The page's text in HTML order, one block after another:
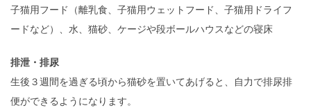
子猫用フード（離乳食、子猫用ウェットフード、子猫用ドライフ
ードなど）、水、猫砂、ケージや段ボールハウスなどの寝床
排泄・排尿
生後３週間を過ぎる頃から猫砂を置いてあげると、自力で排尿排
便ができるようになります。